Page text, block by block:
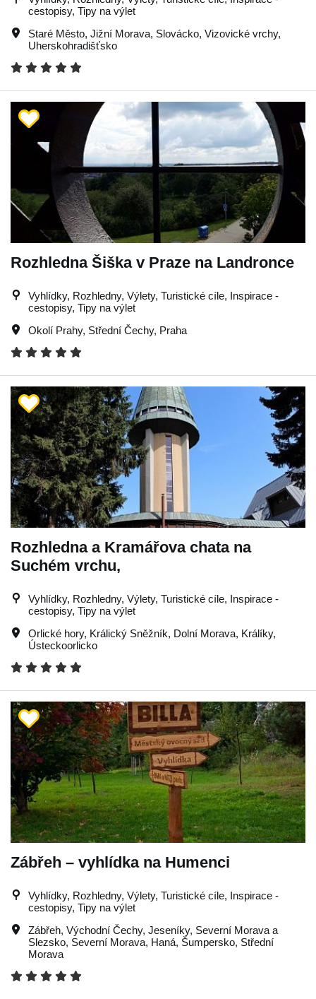
cestopisy, Tipy na výlet
Staré Město, Jižní Morava, Slovácko, Vizovické vrchy,
Uherskohradišťsko
Rozhledna Šiška v Praze na Landronce
Vyhlídky, Rozhledny, Výlety, Turistické cíle, Inspirace -
cestopisy, Tipy na výlet
Okolí Prahy, Střední Čechy, Praha
Rozhledna a Kramářova chata na
Suchém vrchu,
Vyhlídky, Rozhledny, Výlety, Turistické cíle, Inspirace -
cestopisy, Tipy na výlet
Orlické hory, Králický Sněžník, Dolní Morava, Králíky,
Ústeckoorlicko
Zábřeh – vyhlídka na Humenci
Vyhlídky, Rozhledny, Výlety, Turistické cíle, Inspirace -
cestopisy, Tipy na výlet
Zábřeh, Východní Čechy, Jeseníky, Severní Morava a
Slezsko, Severní Morava, Haná, Šumpersko, Střední
Morava